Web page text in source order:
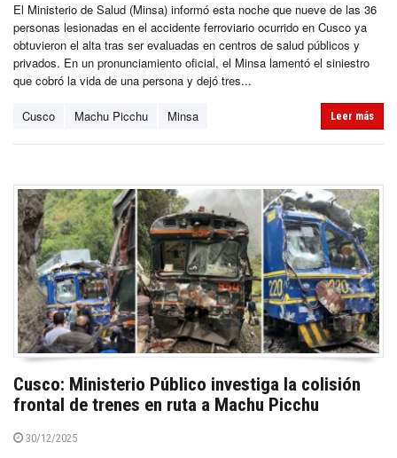
El Ministerio de Salud (Minsa) informó esta noche que nueve de las 36
personas lesionadas en el accidente ferroviario ocurrido en Cusco ya
obtuvieron el alta tras ser evaluadas en centros de salud públicos y
privados. En un pronunciamiento oficial, el Minsa lamentó el siniestro
que cobró la vida de una persona y dejó tres...
Cusco Machu Picchu Minsa Leer más
Cusco: Ministerio Público investiga la colisión
frontal de trenes en ruta a Machu Picchu
30/12/2025